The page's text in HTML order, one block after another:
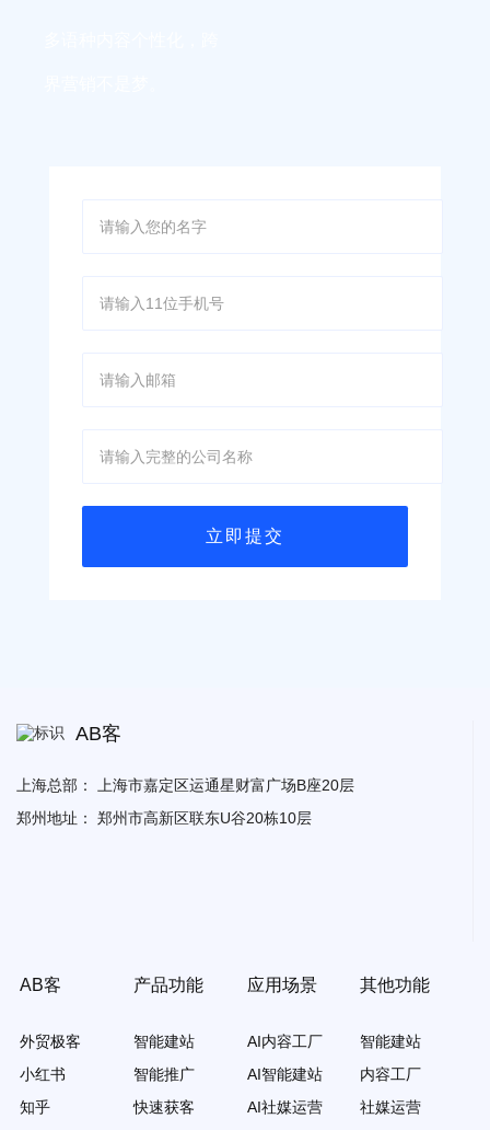
AB客
上海总部：
上海市嘉定区运通星财富广场B座20层
郑州地址：
郑州市高新区联东U谷20栋10层
AB客
外贸极客
小红书
知乎
产品功能
智能建站
智能推广
快速获客
应用场景
AI内容工厂
AI智能建站
AI社媒运营
其他功能
智能建站
内容工厂
社媒运营